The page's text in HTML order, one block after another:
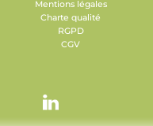
Mentions légales
Charte qualité
RGPD
CGV